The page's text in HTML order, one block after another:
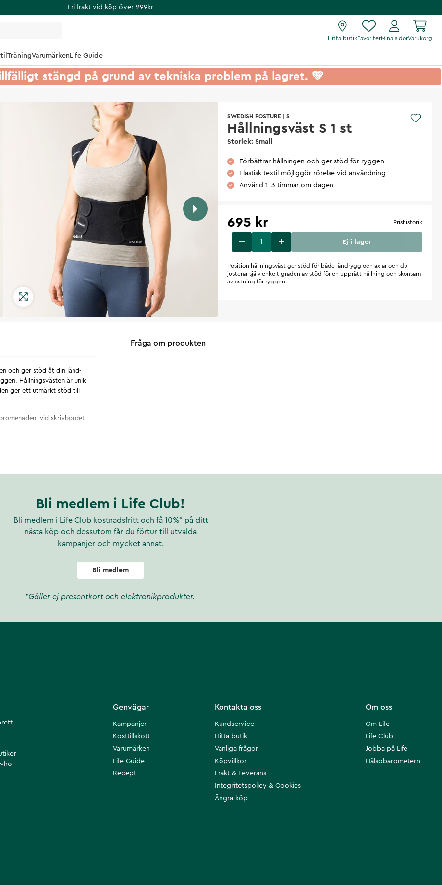
Fri frakt vid köp över 299kr
Hitta butikFavoriterMina sidorVarukorg
TräningVarumärkenLife Guide
stängd på grund av tekniska problem på lagret. 💚
SWEDISH POSTURE S
Hållningsväst S 1 st
Storlek: Small
Förbättrar hållningen och ger stöd för ryggen
Elastisk textil möjliggör rörelse vid användning
Använd 1–3 timmar om dagen
695 kr Prishistorik
Ej i lager
Position hållningsväst ger stöd för både ländrygg och axlar och du
justerar själv enkelt graden av stöd för en upprätt hållning och skonsam
avlastning för ryggen.
och ger stöd åt din länd-
Hållningsvästen är unik
ger ett utmärkt stöd till
vid skrivbordet
Fråga om produkten
Bli medlem i Life Club!
Bli medlem i Life Club kostnadsfritt och få 10%* på ditt
nästa köp och dessutom får du förtur till utvalda
kampanjer och mycket annat.
Bli medlem
*Gäller ej presentkort och elektronikprodukter.
Om oss
Om Life
Life Club
Jobba på Life
Hälsobarometern
Kontakta oss
Kundservice
Hitta butik
Vanliga frågor
Köpvillkor
Frakt & Leverans
Integritetspolicy & Cookies
Ångra köp
Genvägar
Kampanjer
Kosttillskott
Varumärken
Life Guide
Recept